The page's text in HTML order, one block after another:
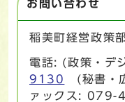
お問い合わせ
稲美町経営政策
電話: (政策・デ
9130
(秘書・
ァックス: